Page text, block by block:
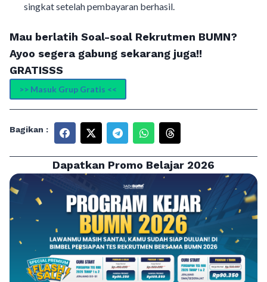
singkat setelah pembayaran berhasil.
Mau berlatih Soal-soal Rekrutmen BUMN?
Ayoo segera gabung sekarang juga!!
GRATISSS
>> Masuk Grup Gratis <<
Bagikan :
Dapatkan Promo Belajar 2026